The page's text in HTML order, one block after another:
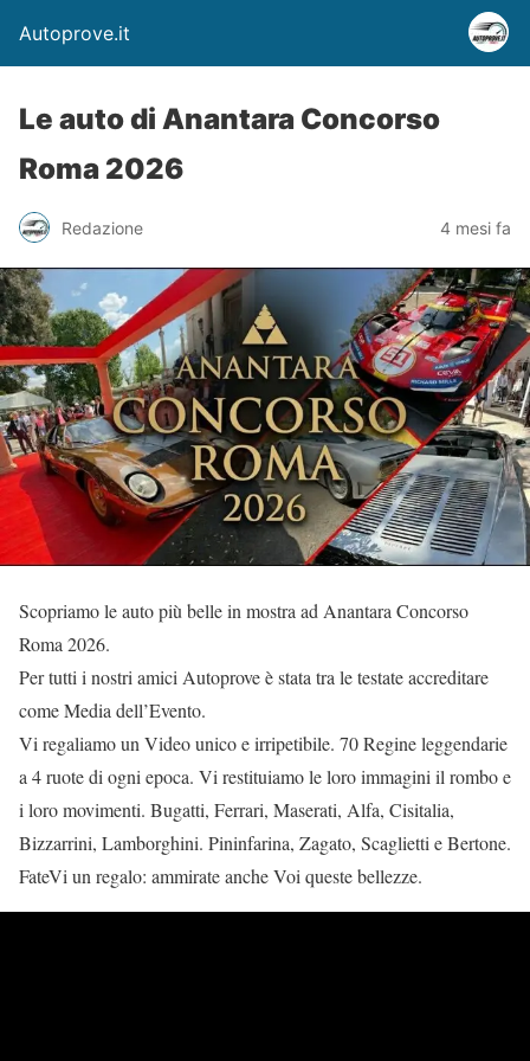
Autoprove.it
Le auto di Anantara Concorso
Roma 2026
Redazione 4 mesi fa
Scopriamo le auto più belle in mostra ad Anantara Concorso
Roma 2026.
Per tutti i nostri amici Autoprove è stata tra le testate accreditare
come Media dell’Evento.
Vi regaliamo un Video unico e irripetibile. 70 Regine leggendarie
a 4 ruote di ogni epoca. Vi restituiamo le loro immagini il rombo e
i loro movimenti. Bugatti, Ferrari, Maserati, Alfa, Cisitalia,
Bizzarrini, Lamborghini. Pininfarina, Zagato, Scaglietti e Bertone.
FateVi un regalo: ammirate anche Voi queste bellezze.